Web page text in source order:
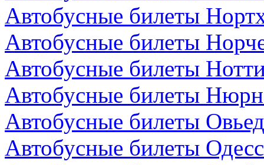
Автобусные билеты
Автобусные билеты
Автобусные билеты
Автобусные билеты
Автобусные билеты
Автобусные билеты